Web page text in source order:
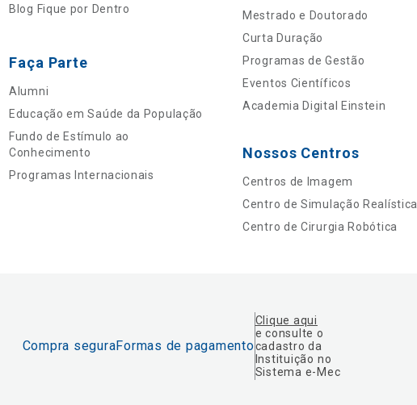
Blog Fique por Dentro
Faça Parte
Alumni
Educação em Saúde da População
Fundo de Estímulo ao
Conhecimento
Programas Internacionais
Mestrado e Doutorado
Curta Duração
Programas de Gestão
Eventos Científicos
Academia Digital Einstein
Nossos Centros
Centros de Imagem
Centro de Simulação Realística
Centro de Cirurgia Robótica
Compra seguraFormas de pagamento
Clique aqui
e consulte o
cadastro da
Instituição no
Sistema e-Mec